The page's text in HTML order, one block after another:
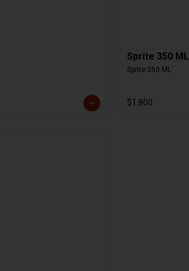
Sprite 350 ML
Sprite 350 ML
$1.800